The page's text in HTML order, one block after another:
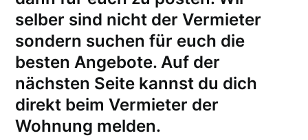
selber sind nicht der Vermieter
sondern suchen für euch die
besten Angebote. Auf der
nächsten Seite kannst du dich
direkt beim Vermieter der
Wohnung melden.